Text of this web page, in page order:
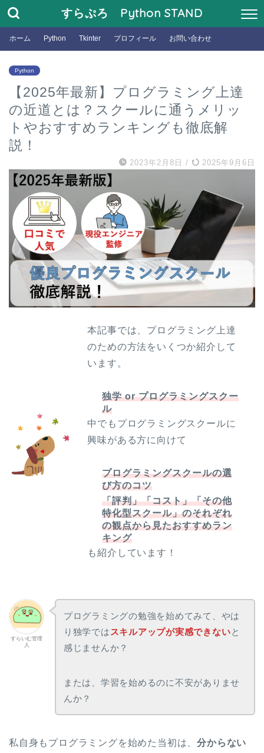
すらぷろ Python STAND
ホーム Python Tkinter プロフィール お問い合わせ
Python
【2025年最新】プログラミング上達
の近道とは？スクールに通うメリッ
トやおすすめランキングも徹底解
説！
2023年2月8日 / 2025年9月6日
本記事では、プログラミング上達
のための方法をいくつか紹介して
います。
独学 or プログラミングスクー
ル
中でもプログラミングスクールに
興味がある方に向けて
プログラミングスクールの選
び方のコツ
「評判」「コスト」「その他
特化型スクール」のそれぞれ
の観点から見たおすすめラン
キング
も紹介しています！
すらいむ管理
人
プログラミングの勉強を始めてみて、やは
り独学では スキルアップが実感できないと
感じませんか？
または、学習を始めるのに不安がありませ
んか？
私自身もプログラミングを始めた当初は、分からない